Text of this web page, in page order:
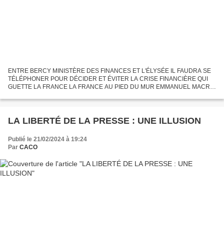
ENTRE BERCY MINISTÈRE DES FINANCES ET L'ÉLYSÉE IL FAUDRA SE
TÉLÉPHONER POUR DÉCIDER ET ÉVITER LA CRISE FINANCIÈRE QUI
GUETTE LA FRANCE LA FRANCE AU PIED DU MUR EMMANUEL MACRO
pas faire...
LA LIBERTÉ DE LA PRESSE : UNE ILLUSION
Publié le 21/02/2024 à 19:24
Par CACO